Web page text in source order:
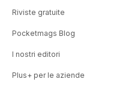
Riviste gratuite
Pocketmags Blog
I nostri editori
Plus+ per le aziende